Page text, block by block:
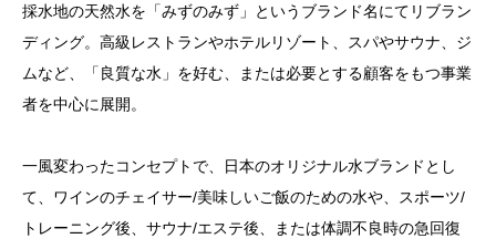
採水地の天然水を「みずのみず」というブランド名にてリブラン
ディング。高級レストランやホテルリゾート、スパやサウナ、ジ
ムなど、「良質な水」を好む、または必要とする顧客をもつ事業
者を中心に展開。
一風変わったコンセプトで、日本のオリジナル水ブランドとし
て、ワインのチェイサー/美味しいご飯のための水や、スポーツ/
トレーニング後、サウナ/エステ後、または体調不良時の急回復